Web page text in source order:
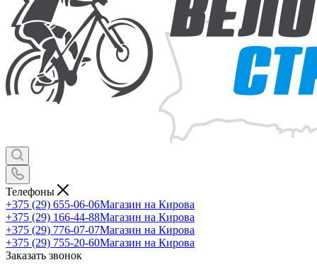
Телефоны
+375 (29) 655-06-06Магазин на Кирова
+375 (29) 166-44-88Магазин на Кирова
+375 (29) 776-07-07Магазин на Кирова
+375 (29) 755-20-60Магазин на Кирова
Заказать звонок